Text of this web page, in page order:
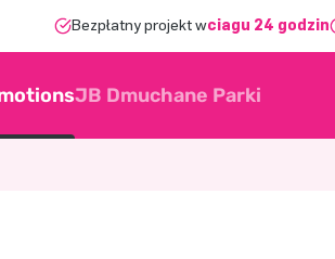
Bezpłatny projekt wciągu 24 godzin
JB Dmuchane Parki